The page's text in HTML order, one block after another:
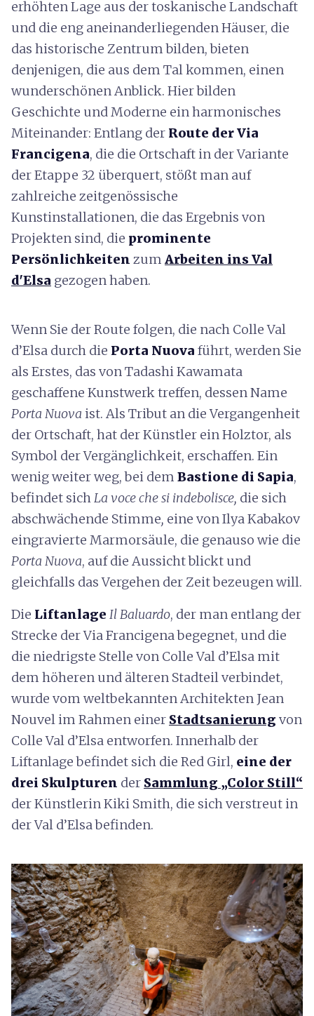
erhöhten Lage aus der toskanische Landschaft
und die eng aneinanderliegenden Häuser, die
das historische Zentrum bilden, bieten
denjenigen, die aus dem Tal kommen, einen
wunderschönen Anblick. Hier bilden
Geschichte und Moderne ein harmonisches
Miteinander: Entlang der Route der Via
Francigena, die die Ortschaft in der Variante
der Etappe 32 überquert, stößt man auf
zahlreiche zeitgenössische
Kunstinstallationen, die das Ergebnis von
Projekten sind, die prominente
Persönlichkeiten zum Arbeiten ins Val
d'Elsa gezogen haben.
Wenn Sie der Route folgen, die nach Colle Val
d’Elsa durch die Porta Nuova führt, werden Sie
als Erstes, das von Tadashi Kawamata
geschaffene Kunstwerk treffen, dessen Name
Porta Nuova ist. Als Tribut an die Vergangenheit
der Ortschaft, hat der Künstler ein Holztor, als
Symbol der Vergänglichkeit, erschaffen. Ein
wenig weiter weg, bei dem Bastione di Sapia,
befindet sichLa voce che si indebolisce, die sich
abschwächende Stimme, eine von Ilya Kabakov
eingravierte Marmorsäule, die genauso wie die
Porta Nuova, auf die Aussicht blickt und
gleichfalls das Vergehen der Zeit bezeugen will.
Die Liftanlage Il Baluardo, der man entlang der
Strecke der Via Francigena begegnet, und die
die niedrigste Stelle von Colle Val d’Elsa mit
dem höheren und älteren Stadteil verbindet,
wurde vom weltbekannten Architekten Jean
Nouvel im Rahmen einer Stadtsanierung von
Colle Val d’Elsa entworfen. Innerhalb der
Liftanlage befindet sich die Red Girl, eine der
drei Skulpturen der Sammlung „Color Still“
der Künstlerin Kiki Smith, die sich verstreut in
der Val d’Elsa befinden.